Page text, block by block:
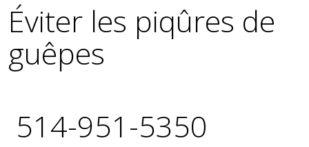
Éviter les piqûres de
guêpes
514-951-5350